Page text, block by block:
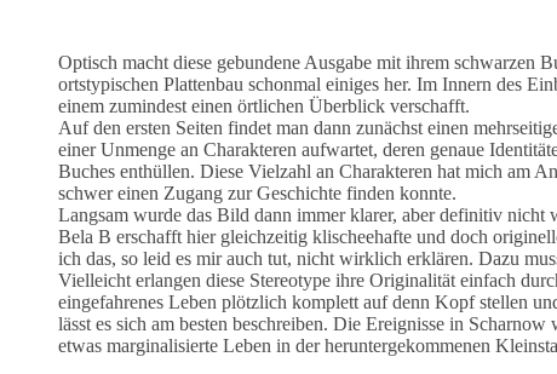
Optisch macht diese gebundene Ausgabe mit ihrem schwarzen
ortstypischen Plattenbau schonmal einiges her. Im Innern des
einem zumindest einen örtlichen Überblick verschafft.
Auf den ersten Seiten findet man dann zunächst einen
einer Unmenge an Charakteren aufwartet, deren genaue
Buches enthüllen. Diese Vielzahl an Charakteren hat mich am
schwer einen Zugang zur Geschichte finden konnte.
Langsam wurde das Bild dann immer klarer, aber definitiv nicht
Bela B erschafft hier gleichzeitig klischeehafte und doch
ich das, so leid es mir auch tut, nicht wirklich erklären. Dazu
Vielleicht erlangen diese Stereotype ihre Originalität einfach
eingefahrenes Leben plötzlich komplett auf denn Kopf stellen
lässt es sich am besten beschreiben. Die Ereignisse in
etwas marginalisierte Leben in der heruntergekommenen